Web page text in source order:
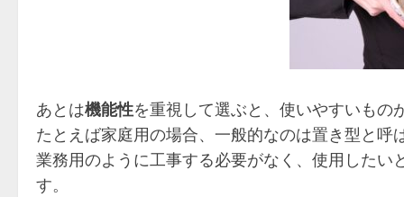
あとは機能性を重視して選ぶと、使いやすいもの
たとえば家庭用の場合、一般的なのは置き型と呼
業務用のように工事する必要がなく、使用したい
す。